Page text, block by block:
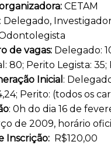
CETAM
Delegado,
de vagas: Delegado:
80; Perito Legista:
Inicial :
Perito: (todos os
: 0h do dia 16 de
de 2009, horário
Inscrição: R$120,00